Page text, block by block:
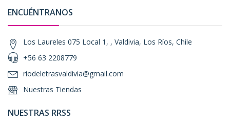
ENCUÉNTRANOS
Los Laureles 075 Local 1, , Valdivia, Los Ríos, Chile
+56 63 2208779
riodeletrasvaldivia@gmail.com
Nuestras Tiendas
NUESTRAS RRSS